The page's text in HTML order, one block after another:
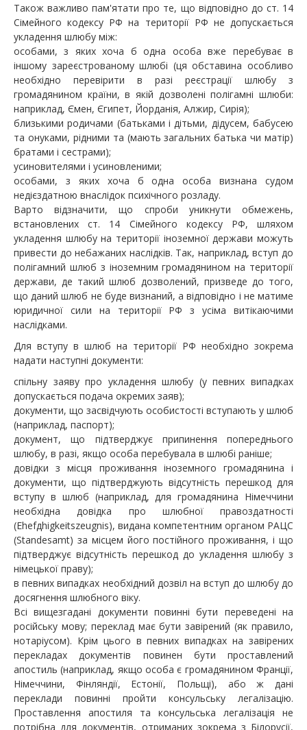
Також важливо пам'ятати про те, що відповідно до ст. 14
Сімейного кодексу РФ на території РФ не допускається
укладення шлюбу між:
особами, з яких хоча б одна особа вже перебуває в
іншому зареєстрованому шлюбі (ця обставина особливо
необхідно перевірити в разі реєстрації шлюбу з
громадянином країни, в якій дозволені полігамні шлюби:
наприклад, Ємен, Єгипет, Йорданія, Алжир, Сирія);
близькими родичами (батьками і дітьми, дідусем, бабусею
та онуками, рідними та (мають загальних батька чи матір)
братами і сестрами);
усиновителями і усиновленими;
особами, з яких хоча б одна особа визнана судом
недієздатною внаслідок психічного розладу.
Варто відзначити, що спроби уникнути обмежень,
встановлених ст. 14 Сімейного кодексу РФ, шляхом
укладення шлюбу на території іноземної держави можуть
привести до небажаних наслідків. Так, наприклад, вступ до
полігамний шлюб з іноземним громадянином на території
держави, де такий шлюб дозволений, призведе до того,
що даний шлюб не буде визнаний, а відповідно і не матиме
юридичної сили на території РФ з усіма витікаючими
наслідками.
Для вступу в шлюб на території РФ необхідно зокрема
надати наступні документи:
спільну заяву про укладення шлюбу (у певних випадках
допускається подача окремих заяв);
документи, що засвідчують особистості вступають у шлюб
(наприклад, паспорт);
документ, що підтверджує припинення попереднього
шлюбу, в разі, якщо особа перебувала в шлюбі раніше;
довідки з місця проживання іноземного громадянина і
документи, що підтверджують відсутність перешкод для
вступу в шлюб (наприклад, для громадянина Німеччини
необхідна довідка про шлюбної правоздатності
(Ehefдhigkeitszeugnis), видана компетентним органом РАЦС
(Standesamt) за місцем його постійного проживання, і що
підтверджує відсутність перешкод до укладення шлюбу з
німецької праву);
в певних випадках необхідний дозвіл на вступ до шлюбу до
досягнення шлюбного віку.
Всі вищезгадані документи повинні бути переведені на
російську мову; переклад має бути завірений (як правило,
нотаріусом). Крім цього в певних випадках на завірених
перекладах документів повинен бути проставлений
апостиль (наприклад, якщо особа є громадянином Франції,
Німеччини, Фінляндії, Естонії, Польщі), або ж дані
переклади повинні пройти консульську легалізацію.
Проставлення апостиля та консульська легалізація не
потрібна для документів, отриманих зокрема з Білорусії,